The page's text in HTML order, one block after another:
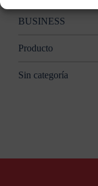
BUSINESS
Producto
Sin categoría